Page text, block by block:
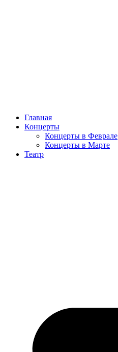
Главная
Концерты
Концерты в Феврале
Концерты в Марте
Театр